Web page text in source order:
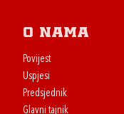
O nama
Povijest
Uspjesi
Predsjednik
Glavni tajnik